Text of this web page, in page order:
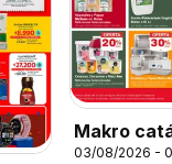
Makro
03/08/2026 -